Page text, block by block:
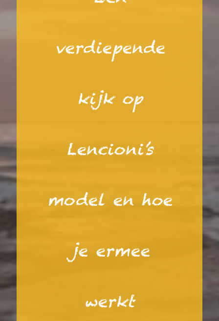
verdiepende
kijk op
Lencioni’s
model en hoe
je ermee
werkt